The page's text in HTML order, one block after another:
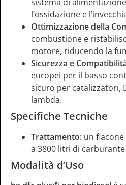
l’ossidazione e
Ottimizzazione della
combustione e
motore, riducendo la
Sicurezza e
europei per il basso
sicuro per catalizzatori,
lambda.
Specifiche Tecniche
Trattamento: un
a 3800 litri di
Modalità d’Uso